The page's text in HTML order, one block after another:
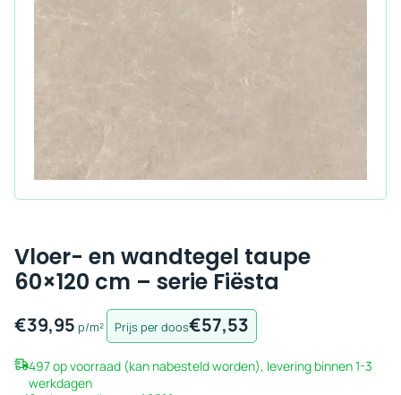
Vloer- en wandtegel taupe
60×120 cm – serie Fiësta
€39,95 p/m² Prijs per doos€57,53
497 op voorraad (kan nabesteld worden), levering binnen 1-3
werkdagen